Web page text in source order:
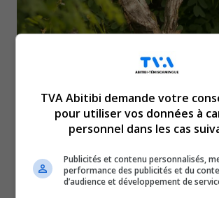
Vandalisme : Des arbres
23 juin 2026
FAITS DIVERS
TVA Abitibi demande votre
pour utiliser vos données à
personnel dans les cas
Publicités et contenu personnalisés,
performance des publicités et du
d’audience et développement de